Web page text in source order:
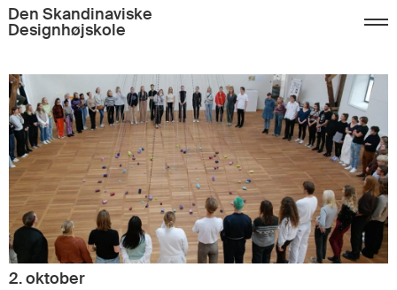
Den Skandinaviske
Designhøjskole
2. oktober